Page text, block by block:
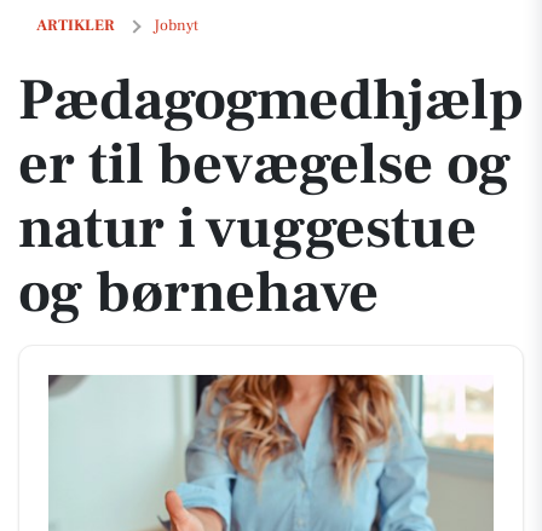
ARTIKLER Jobnyt
Pædagogmedhjælper til bevægelse og natur i vuggestue og
Pædagogmedhjælp
er til bevægelse og
natur i vuggestue
og børnehave